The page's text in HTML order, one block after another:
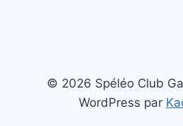
© 2026 Spéléo Club
WordPress par